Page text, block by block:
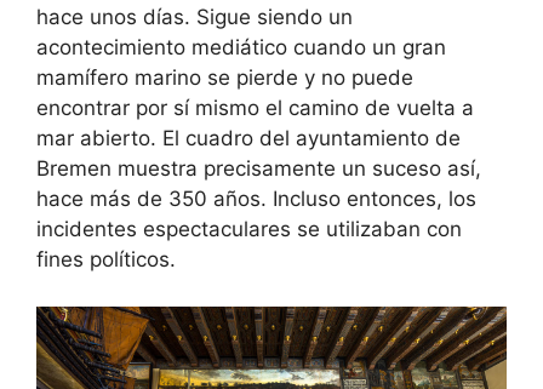
hace unos días. Sigue siendo un
acontecimiento mediático cuando un gran
mamífero marino se pierde y no puede
encontrar por sí mismo el camino de vuelta a
mar abierto. El cuadro del ayuntamiento de
Bremen muestra precisamente un suceso así,
hace más de 350 años. Incluso entonces, los
incidentes espectaculares se utilizaban con
fines políticos.